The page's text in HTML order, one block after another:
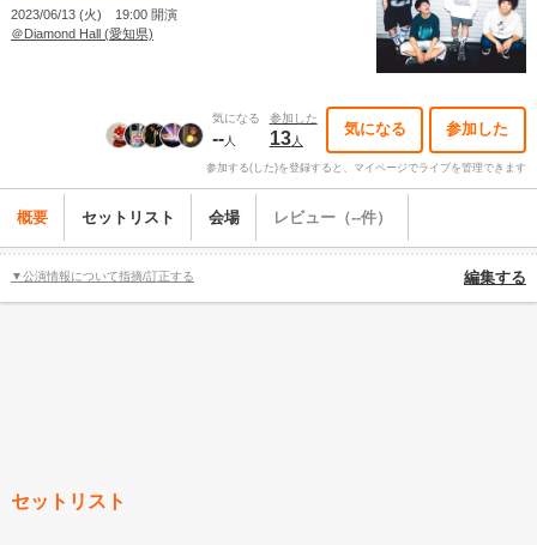
2023/06/13 (火) 19:00 開演
＠Diamond Hall (愛知県)
気になる
--人
参加した
13人
気になる 参加した
参加する(した)を登録すると、マイページでライブを管理できます
概要 セットリスト 会場 レビュー（--件）
▼公演情報について指摘/訂正する 編集する
セットリスト